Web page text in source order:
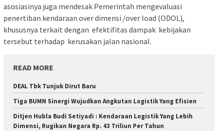
asosiasinya juga mendesak Pemerintah mengevaluasi
penertiban kendaraan over dimensi /over load (ODOL),
khususnya terkait dengan efektifitas dampak kebijakan
tersebut terhadap kerusakan jalan nasional.
READ MORE
DEAL Tbk Tunjuk Dirut Baru
Tiga BUMN Sinergi Wujudkan Angkutan Logistik Yang Efisien
Ditjen Hubla Budi Setiyadi : Kendaraan Logistik Yang Lebih
Dimensi, Rugikan Negara Rp. 43 Triliun Per Tahun